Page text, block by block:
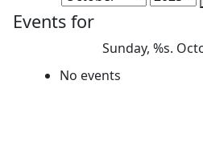
Events for
Sunday, %s.
No events